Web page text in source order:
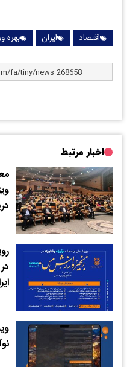
اقتصاد ایران بهره
اخبار مرتبط